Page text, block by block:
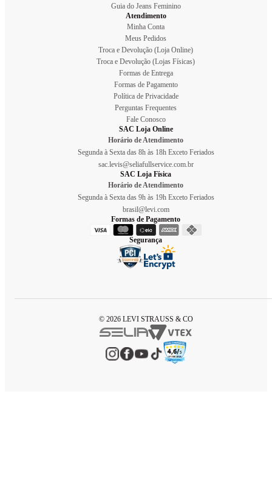
Guia do Jeans Feminino
Atendimento
Minha Conta
Meus Pedidos
Troca e Devolução (Loja Online)
Troca e Devolução (Lojas Físicas)
Formas de Entrega
Formas de Pagamento
Política de Privacidade
Perguntas Frequentes
Fale Conosco
SAC Loja Online
Horário de Atendimento
Segunda à Sexta das 8h às 18h Exceto Feriados
sac.levis@seliafullservice.com.br
SAC Loja Física
Horário de Atendimento
Segunda à Sexta das 9h às 19h Exceto Feriados
brasil@levi.com
Formas de Pagamento
Segurança
© 2026 LEVI STRAUSS & CO